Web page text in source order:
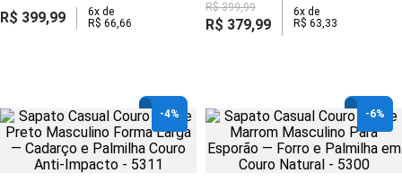
R$ 399,99 6x de
R$ 66,66
R$ 399,99
R$ 379,99
6x de
R$ 63,33
-4% -6%